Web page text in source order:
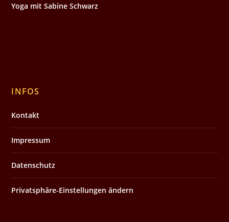
Yoga mit Sabine Schwarz
INFOS
Kontakt
Impressum
Datenschutz
Privatsphäre-Einstellungen ändern